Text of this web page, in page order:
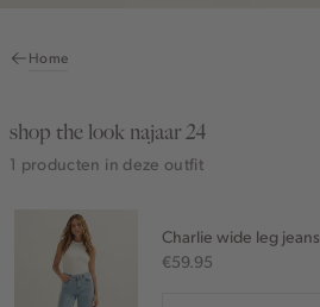
Home
shop the look najaar 24
1 producten in deze outfit
Charlie wide leg jeans
€59.95